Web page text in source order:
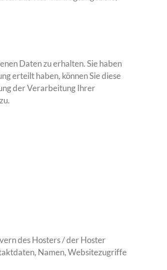
Daten zu erhalten. Sie haben
erteilt haben, können Sie diese
der Verarbeitung Ihrer
des Hosters / der Hoster
Namen, Websitezugriffe